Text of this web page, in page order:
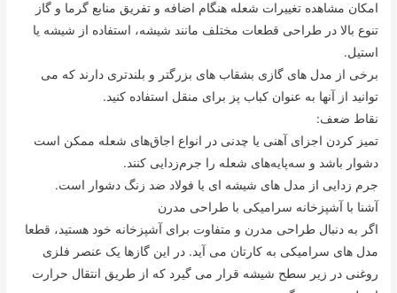
امکان مشاهده تغییرات شعله هنگام اضافه و تفریق منابع گرما و گاز
تنوع بالا در طراحی قطعات مختلف مانند شیشه، استفاده از شیشه یا
استیل.
برخی از مدل های گازی بشقاب های بزرگتر و بلندتری دارند که می
توانید از آنها به عنوان کباب پز برای منقل استفاده کنید.
نقاط ضعف:
تمیز کردن اجزای آهنی یا چدنی در انواع اجاق‌های شعله ممکن است
دشوار باشد و سه‌پایه‌های شعله را جرم‌زدایی کنند.
جرم زدایی از مدل های شیشه ای یا فولاد ضد زنگ دشوار است.
آشنا با آشپزخانه سرامیکی با طراحی مدرن
اگر به دنبال طراحی مدرن و متفاوت برای آشپزخانه خود هستید، قطعا
مدل های سرامیکی به کارتان می آید. در این گازها یک عنصر فلزی
روغنی در زیر سطح شیشه قرار می گیرد که از طریق انتقال حرارت